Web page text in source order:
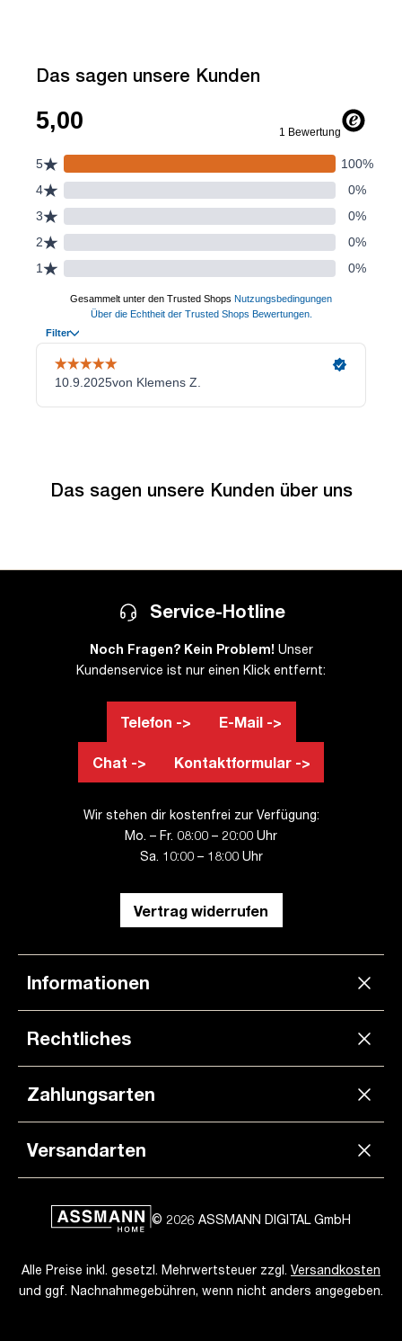
Das sagen unsere Kunden
Das sagen unsere Kunden über uns
Service-Hotline
Noch Fragen? Kein Problem! Unser
Kundenservice ist nur einen Klick entfernt:
Telefon -> E-Mail ->
Chat -> Kontaktformular ->
Wir stehen dir kostenfrei zur Verfügung:
Mo. – Fr. 08:00 – 20:00 Uhr
Sa. 10:00 – 18:00 Uhr
Vertrag widerrufen
Informationen
Rechtliches
Zahlungsarten
Versandarten
© 2026 ASSMANN DIGITAL GmbH
Alle Preise inkl. gesetzl. Mehrwertsteuer zzgl. Versandkosten
und ggf. Nachnahmegebühren, wenn nicht anders angegeben.